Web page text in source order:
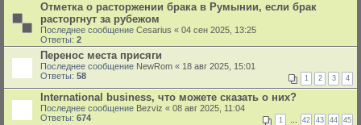
Отметка о расторжении брака в Румынии, если брак
расторгнут за рубежом
Последнее сообщение Cesarius « 04 сен 2025, 13:25
Ответы: 2
Перенос места присяги
Последнее сообщение NewRom « 18 авг 2025, 15:01
Ответы: 58 1 2 3 4
International business, что можете сказать о них?
Последнее сообщение Bezviz « 08 авг 2025, 11:04
Ответы: 674 1 … 42 43 44 45